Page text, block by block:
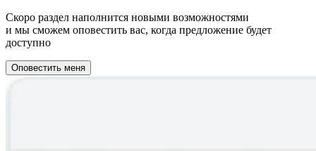
Скоро раздел наполнится новыми возможностями
и мы сможем оповестить вас, когда предложение будет
доступно
Оповестить меня